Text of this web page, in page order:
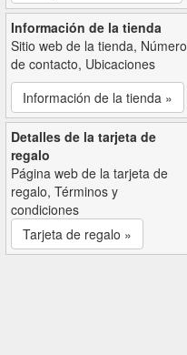
Información de la tienda
Sitio web de la tienda, Número
de contacto, Ubicaciones
Información de la tienda »
Detalles de la tarjeta de
regalo
Página web de la tarjeta de
regalo, Términos y
condiciones
Tarjeta de regalo »